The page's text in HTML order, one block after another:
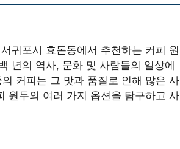
귀포시 효돈동에서 추천하는 커피 원
년의 역사, 문화 및 사람들의 일상에
커피는 그 맛과 품질로 인해 많은 사
원두의 여러 가지 옵션을 탐구하고 사